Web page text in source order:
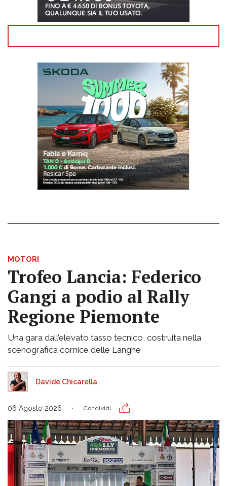
MOTORI
Trofeo Lancia: Federico
Gangi a podio al Rally
Regione Piemonte
Una gara dall’elevato tasso tecnico, costruita nella
scenografica cornice delle Langhe
Davide Chicarella
06 Agosto 2026 Condividi